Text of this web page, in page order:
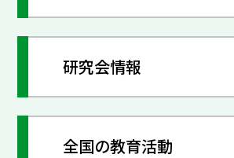
研究会情報
全国の教育活動